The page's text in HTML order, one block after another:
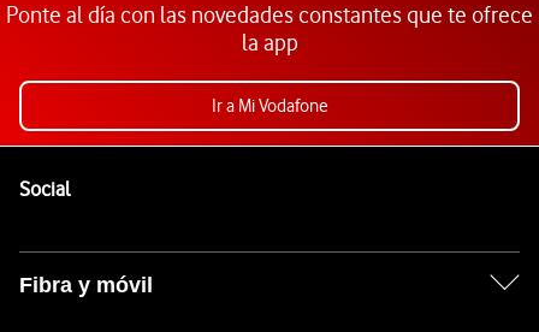
Ponte al día con las novedades constantes que te ofrece
la app
Ir a Mi Vodafone
SocialEnlaces a las redes sociales de Vodafone
Fibra y móvil